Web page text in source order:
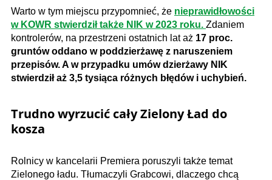
Warto w tym miejscu przypomnieć, że nieprawidłowości
w KOWR stwierdził także NIK w 2023 roku. Zdaniem
kontrolerów, na przestrzeni ostatnich lat aż 17 proc.
gruntów oddano w poddzierżawę z naruszeniem
przepisów. A w przypadku umów dzierżawy NIK
stwierdził aż 3,5 tysiąca różnych błędów i uchybień.
Trudno wyrzucić cały Zielony Ład do
kosza
Rolnicy w kancelarii Premiera poruszyli także temat
Zielonego ładu. Tłumaczyli Grabcowi, dlaczego chcą